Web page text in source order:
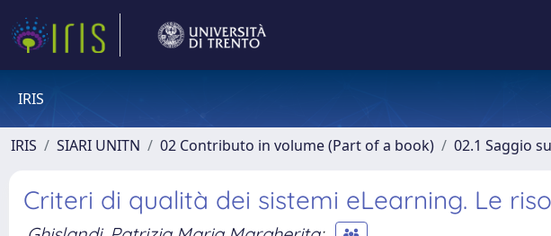
IRIS
IRIS SIARI UNITN 02 Contributo in volume (Part of a book) 02.1 Saggio
Criteri di qualità dei sistemi eLearning. Le